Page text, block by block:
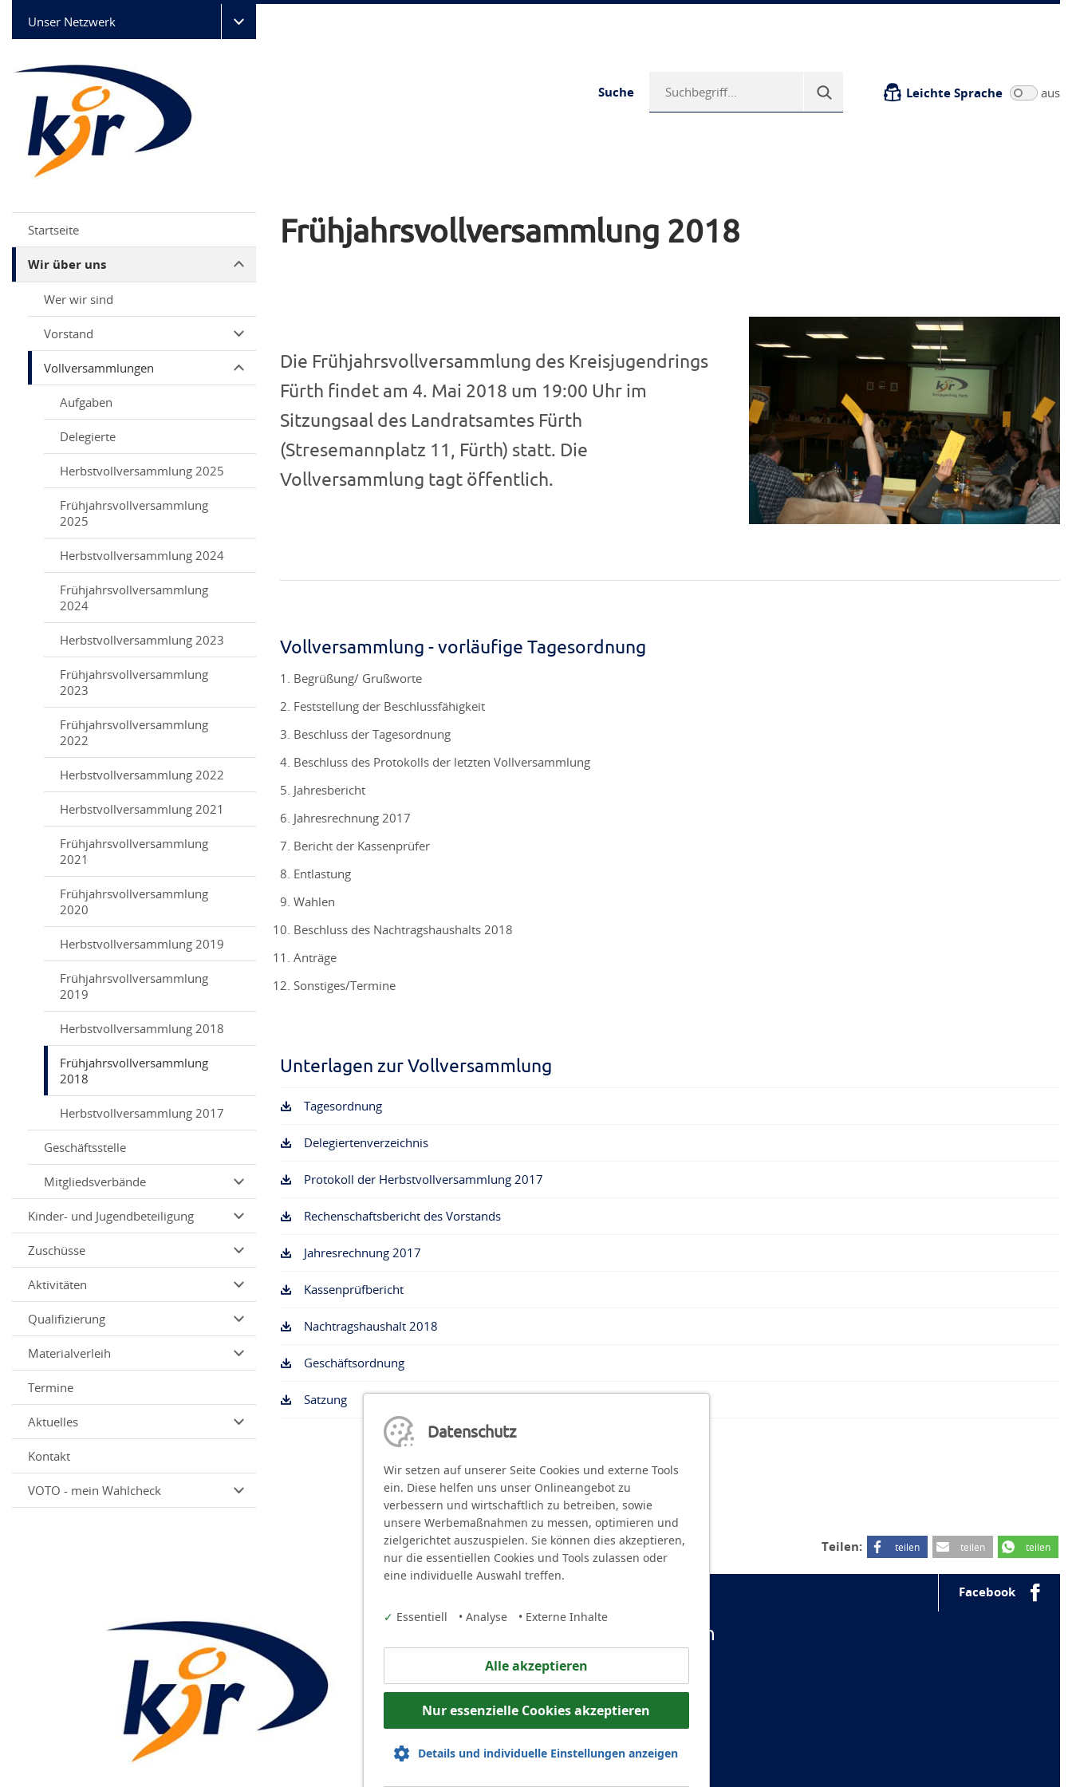
Unser Netzwerk
Suche Leichte Sprache aus
Startseite
Wir über uns
Wer wir sind
Vorstand
Vollversammlungen
Aufgaben
Delegierte
Herbstvollversammlung 2025
Frühjahrsvollversammlung
2025
Herbstvollversammlung 2024
Frühjahrsvollversammlung
2024
Herbstvollversammlung 2023
Frühjahrsvollversammlung
2023
Frühjahrsvollversammlung
2022
Herbstvollversammlung 2022
Herbstvollversammlung 2021
Frühjahrsvollversammlung
2021
Frühjahrsvollversammlung
2020
Herbstvollversammlung 2019
Frühjahrsvollversammlung
2019
Herbstvollversammlung 2018
Frühjahrsvollversammlung
2018
Herbstvollversammlung 2017
Geschäftsstelle
Mitgliedsverbände
Kinder- und Jugendbeteiligung
Zuschüsse
Aktivitäten
Qualifizierung
Materialverleih
Termine
Aktuelles
Kontakt
VOTO - mein Wahlcheck
Frühjahrsvollversammlung 2018
Die Frühjahrsvollversammlung des Kreisjugendrings
Fürth findet am 4. Mai 2018 um 19:00 Uhr im
Sitzungsaal des Landratsamtes Fürth
(Stresemannplatz 11, Fürth) statt. Die
Vollversammlung tagt öffentlich.
Vollversammlung - vorläufige Tagesordnung
Begrüßung/ Grußworte
Feststellung der Beschlussfähigkeit
Beschluss der Tagesordnung
Beschluss des Protokolls der letzten Vollversammlung
Jahresbericht
Jahresrechnung 2017
Bericht der Kassenprüfer
Entlastung
Wahlen
Beschluss des Nachtragshaushalts 2018
Anträge
Sonstiges/Termine
Unterlagen zur Vollversammlung
Tagesordnung
Delegiertenverzeichnis
Protokoll der Herbstvollversammlung 2017
Rechenschaftsbericht des Vorstands
Jahresrechnung 2017
Kassenprüfbericht
Nachtragshaushalt 2018
Geschäftsordnung
Satzung
Teilen: teilen teilen teilen
Facebook
Kreisjugendring Fürth
Stresemannplatz 11
90763 Fürth
Telefon: +49 911 97 73 17 60
Mail:info@kjr-fuerth.de
Datenschutz
Wir setzen auf unserer Seite Cookies und externe Tools
ein. Diese helfen uns unser Onlineangebot zu
verbessern und wirtschaftlich zu betreiben, sowie
unsere Werbemaßnahmen zu messen, optimieren und
zielgerichtet auszuspielen. Sie können dies akzeptieren,
nur die essentiellen Cookies und Tools zulassen oder
eine individuelle Auswahl treffen.
✓ Essentiell • Analyse • Externe Inhalte
Alle akzeptieren
Nur essenzielle Cookies akzeptieren
Details und individuelle Einstellungen anzeigen